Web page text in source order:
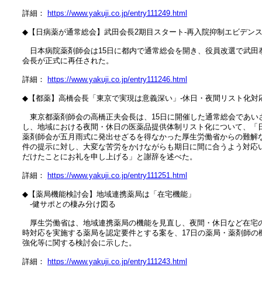
詳細： https://www.yakuji.co.jp/entry111249.html
◆【日病薬が通常総会】武田会長2期目スタート‐再入院抑制エビデン
日本病院薬剤師会は15日に都内で通常総会を開き、役員改選で武田
会長が正式に再任された。
詳細： https://www.yakuji.co.jp/entry111246.html
◆【都薬】高橋会長「東京で実現は意義深い」‐休日・夜間リスト化対
東京都薬剤師会の高橋正夫会長は、15日に開催した通常総会であい
し、地域における夜間・休日の医薬品提供体制リスト化について、「
薬剤師会が五月雨式に発出せざるを得なかった厚生労働省からの難解
件の提示に対し、大変な苦労をかけながらも期日に間に合うよう対応
だけたことにお礼を申し上げる」と謝辞を述べた。
詳細： https://www.yakuji.co.jp/entry111251.html
◆【薬局機能検討会】地域連携薬局は「在宅機能」
‐健サポとの棲み分け図る
厚生労働省は、地域連携薬局の機能を見直し、夜間・休日など在宅
時対応を実施する薬局を認定要件とする案を、17日の薬局・薬剤師の
強化等に関する検討会に示した。
詳細： https://www.yakuji.co.jp/entry111243.html